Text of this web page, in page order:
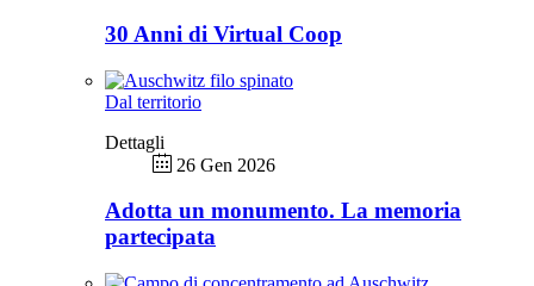
30 Anni di Virtual Coop
Dal territorio
Dettagli
26 Gen 2026
Adotta un monumento. La memoria
partecipata